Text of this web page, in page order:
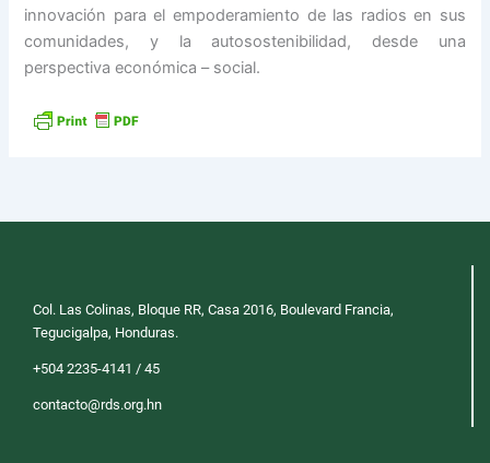
innovación para el empoderamiento de las radios en sus
comunidades, y la autosostenibilidad, desde una
perspectiva económica – social.
Col. Las Colinas, Bloque RR, Casa 2016, Boulevard Francia,
Tegucigalpa, Honduras.
+504 2235-4141 / 45
contacto@rds.org.hn